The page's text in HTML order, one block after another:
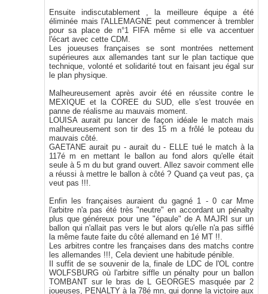
Ensuite indiscutablement , la meilleure équipe a été
éliminée mais l'ALLEMAGNE peut commencer à trembler
pour sa place de n°1 FIFA même si elle va accentuer
l'écart avec cette CDM.
Les joueuses françaises se sont montrées nettement
supérieures aux allemandes tant sur le plan tactique que
technique, volonté et solidarité tout en faisant jeu égal sur
le plan physique.
Malheureusement après avoir été en réussite contre le
MEXIQUE et la COREE du SUD, elle s'est trouvée en
panne de réalisme au mauvais moment.
LOUISA aurait pu lancer de façon idéale le match mais
malheureusement son tir des 15 m a frôlé le poteau du
mauvais côté.
GAETANE aurait pu - aurait du - ELLE tué le match à la
117é m en mettant le ballon au fond alors qu'elle était
seule à 5 m du but grand ouvert. Allez savoir comment elle
a réussi à mettre le ballon à côté ? Quand ça veut pas, ça
veut pas !!!.
Enfin les françaises auraient du gagné 1 - 0 car Mme
l'arbitre n'a pas été très "neutre" en accordant un pénalty
plus que généreux pour une "épaule" de A MAJRI sur un
ballon qui n'allait pas vers le but alors qu'elle n'a pas sifflé
la même faute faite du côté allemand en 1é MT !!.
Les arbitres contre les françaises dans des matchs contre
les allemandes !!!, Cela devient une habitude pénible.
Il suffit de se souvenir de la, finale de LDC de l'OL contre
WOLFSBURG où l'arbitre siffle un pénalty pour un ballon
TOMBANT sur le bras de L GEORGES masquée par 2
joueuses, PENALTY à la 78é mn, qui donne la victoire aux